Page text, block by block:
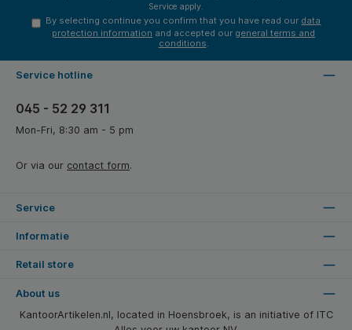
Service apply.
By selecting continue you confirm that you have read our data
protection information and accepted our general terms and
conditions.
Service hotline
045 - 52 29 311
Mon-Fri, 8:30 am - 5 pm
Or via our contact form.
Service
Informatie
Retail store
About us
KantoorArtikelen.nl, located in Hoensbroek, is an initiative of ITC